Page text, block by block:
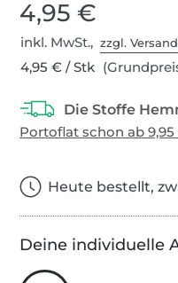
4,95 €
inkl. MwSt.,zzgl.
4,95 € / Stk
Heute bestellt,
Deine individuelle